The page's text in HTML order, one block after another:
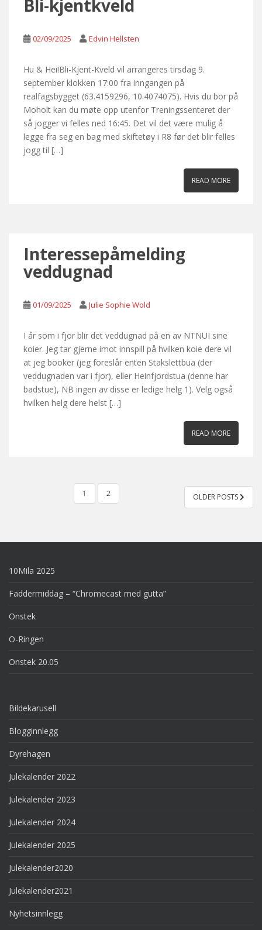
Bli-kjentkveld
02/09/2025 Edvin Hellsten
Hu & Hei!Bli-Kjent-Kveld vil arrangeres tirsdag 9.
september klokken 17:00 fra inngangen på
realfagsbygget (63.4159296, 10.4074075). Hvis du bor på
Moholt kan du møte opp utenfor Treningssenteret der
så jogger vi felles ned 16:45. Det vil det være mulig å
legge fra seg en bag med skiftetøy i R8 før det blir felles
jogg til […]
READ MORE
Interessepåmelding
veddugnad
01/09/2025 Julie Sophie Wold
I år som i fjor blir det veddugnad på en av NTNUI sine
koier. Jeg tar gjerne imot innspill på hvilken koie dere vil
at jeg booker (jeg foreslår enten Stakslettbua (der
veddugnaden var i fjor), eller Heinfjordstua (denne har
badstue), NB ingen av disse er ledige helg 1). Velg også
hvilken helg dere helst […]
READ MORE
PAGINATION
1 2 OLDER POSTS
10Mila 2025
Faddermiddag – “Chromecast med gutta”
Onstek
O-Ringen
Onstek 20.05
Bildekarusell
Blogginnlegg
Dyrehagen
Julekalender 2022
Julekalender 2023
Julekalender 2024
Julekalender 2025
Julekalender2020
Julekalender2021
Nyhetsinnlegg